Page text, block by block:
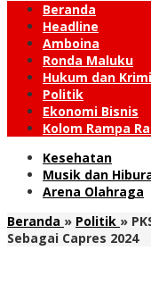
Beranda
Headline
Amboina
Ronda Maluku
Hukum dan
Politik
Ekonomi Bisnis
Kolom Rampa
Kesehatan
Musik dan
Arena Olahraga
Beranda » Politik »
Sebagai Capres 2024